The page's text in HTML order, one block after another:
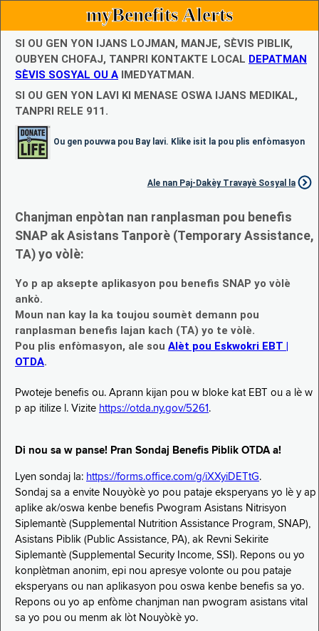
myBenefits Alerts
SI OU GEN YON IJANS LOJMAN, MANJE, SÈVIS PIBLIK,
OUBYEN CHOFAJ, TANPRI KONTAKTE LOCAL DEPATMAN
SÈVIS SOSYAL OU A IMEDYATMAN.
SI OU GEN YON LAVI KI MENASE OSWA IJANS MEDIKAL,
TANPRI RELE 911.
Ou gen pouvwa pou Bay lavi. Klike isit la pou plis enfòmasyon
Ale nan Paj-Dakèy Travayè Sosyal la
Chanjman enpòtan nan ranplasman pou benefis
SNAP ak Asistans Tanporè (Temporary Assistance,
TA) yo vòlè:
Yo p ap aksepte aplikasyon pou benefis SNAP yo vòlè
ankò.
Moun nan kay la ka toujou soumèt demann pou
ranplasman benefis lajan kach (TA) yo te vòlè.
Pou plis enfòmasyon, ale sou Alèt pou Eskwokri EBT |
OTDA.
Pwoteje benefis ou. Aprann kijan pou w bloke kat EBT ou a lè w
p ap itilize l. Vizite https://otda.ny.gov/5261 .
Di nou sa w panse! Pran Sondaj Benefis Piblik OTDA a!
Lyen sondaj la: https://forms.office.com/g/iXXyiDETtG.
Sondaj sa a envite Nouyòkè yo pou pataje eksperyans yo lè y ap
aplike ak/oswa kenbe benefis Pwogram Asistans Nitrisyon
Siplemantè (Supplemental Nutrition Assistance Program, SNAP),
Asistans Piblik (Public Assistance, PA), ak Revni Sekirite
Siplemantè (Supplemental Security Income, SSI). Repons ou yo
konplètman anonim, epi nou apresye volonte ou pou pataje
eksperyans ou nan aplikasyon pou oswa kenbe benefis sa yo.
Repons ou yo ap enfòme chanjman nan pwogram asistans vital
sa yo pou ou menm ak lòt Nouyòkè yo.